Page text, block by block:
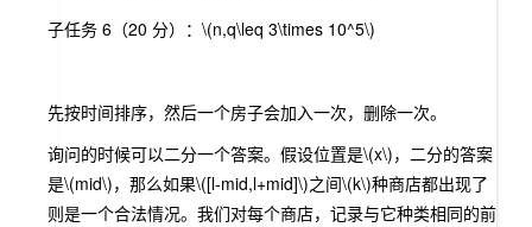
子任务 6（20 分）： \(n,q\leq 3\times 10^5\)
先按时间排序，然后一个房子会加入一次，删除一次。
询问的时候可以二分一个答案。假设位置是\(x\)，二分的答案
是\(mid\)，那么如果\([l-mid,l+mid]\)之间\(k\)种商店都出现了
则是一个合法情况。我们对每个商店，记录与它种类相同的前